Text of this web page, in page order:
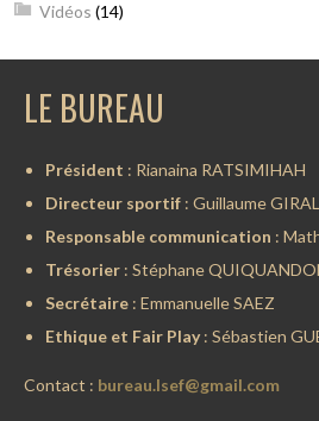
Vidéos (14)
LE BUREAU
Président : Rianaina RATSIMIHAH
Directeur sportif: Guillaume GIRAL
Responsable communication :
Trésorier : Stéphane
Secrétaire: Emmanuelle SAEZ
Ethique et Fair Play: Sébastien
Contact : bureau.lsef@gmail.com